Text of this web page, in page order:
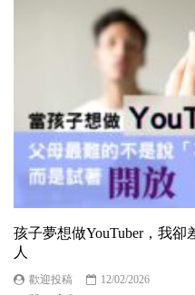
孩子夢想做YouTuber，我
人
歡迎投稿
12/02/2026